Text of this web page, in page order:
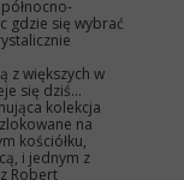
gdzie się wybrać
z większych w
się dziś...
kolekcja
na
kościółku,
i jednym z
Robert